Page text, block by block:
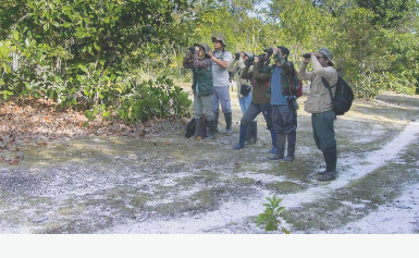
Avistamiento-de-
aves-en-
Allpahuayo.-
Jorge-Pizarro